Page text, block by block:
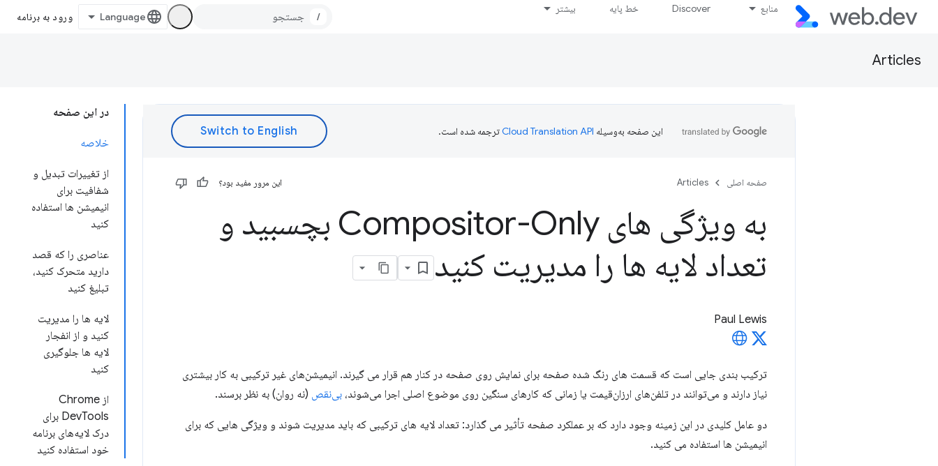
منابع Discover خط پایه بیشتر
/ ورود به برنامه
Articles
در این صفحه
خلاصه
از تغییرات تبدیل و
شفافیت برای
انیمیشن ها استفاده
کنید
عناصری را که قصد
دارید متحرک کنید،
تبلیغ کنید
لایه ها را مدیریت
کنید و از انفجار
لایه ها جلوگیری
کنید
از Chrome
DevTools برای
درک لایه‌های برنامه
خود استفاده کنید
این صفحه به‌وسیله ترجمه شده است.
صفحه اصلی Articles این مرور مفید بود؟
به ویژگی های Compositor-Only بچسبید و
تعداد لایه ها را مدیریت کنید
Paul Lewis
ترکیب بندی جایی است که قسمت های رنگ شده صفحه برای نمایش روی صفحه در کنار هم قرار می گیرند. انیمیشن‌های غیر ترکیبی به کار بیشتری
نیاز دارند و می‌توانند در تلفن‌های ارزان‌قیمت یا زمانی که کارهای سنگین روی موضوع اصلی اجرا می‌شوند، بی‌نقص (نه روان) به نظر برسند.
دو عامل کلیدی در این زمینه وجود دارد که بر عملکرد صفحه تأثیر می گذارد: تعداد لایه های ترکیبی که باید مدیریت شوند و ویژگی هایی که برای
انیمیشن ها استفاده می کنید.